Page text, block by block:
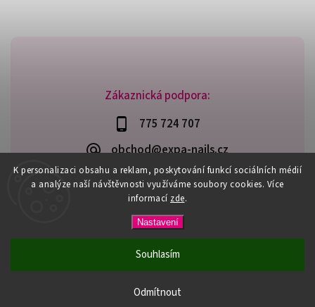
K personalizaci obsahu a reklam, poskytování funkcí sociálních médií
a analýze naší návštěvnosti využíváme soubory cookies. Více
informací zde.
Nastavení
Odmítnout
Souhlasím
PŘI NÁKUPU NAD 600,- MÁTE DOPRAVU ZDARMA / DÁREK K
NÁKUPU! VYBERTE SI HO PŘI OBJEDNÁVCE NAD 1500,- NEBO
Zákaznická podpora:
775 724 707
obchod@expa-nails.cz
Expanails.cz. Všechna práva vyhrazena.
Upravit nastavení cookies
VytvořilShoptet | Design